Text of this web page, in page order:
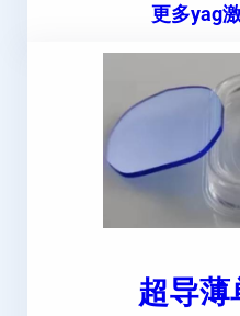
更多yag
超导薄